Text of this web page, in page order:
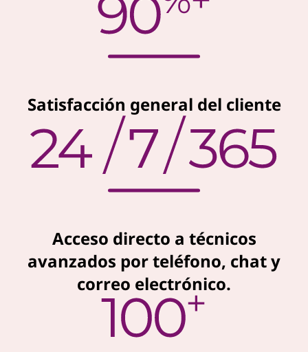
Satisfacción general del cliente
Acceso directo a técnicos
avanzados por teléfono, chat y
correo electrónico.